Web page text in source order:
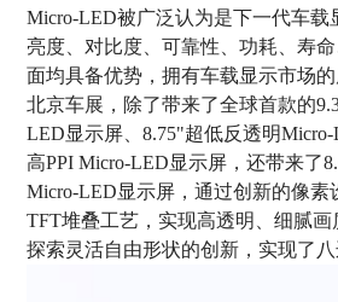
Micro-LED被广泛认为是下一代车载
亮度、对比度、可靠性、功耗、寿
面均具备优势，拥有车载显示市场
北京车展，除了带来了全球首款的
LED显示屏、8.75"超低反透明
高PPI Micro-LED显示屏，还带来了
Micro-LED显示屏，通过创新的像素
TFT堆叠工艺，实现高透明
、细腻
探索灵活自由形状的创新，实现了